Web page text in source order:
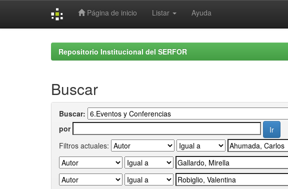
Página de inicio Listar Ayuda
Repositorio Institucional del SERFOR
Buscar
Buscar:
por
Filtros actuales: